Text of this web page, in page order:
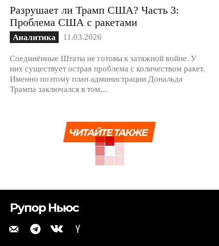
Разрушает ли Трамп США? Часть 3:
Проблема США с ракетами
Аналитика 11.03.2026
Соединённые Штаты не готовы к затяжной войне. У
них существует острая проблема с количеством ракет.
Именно поэтому план администрации Дональда
Трампа заключался в том,...
ЧИТАЙТЕ ТАКЖЕ
Рупор Ньюс